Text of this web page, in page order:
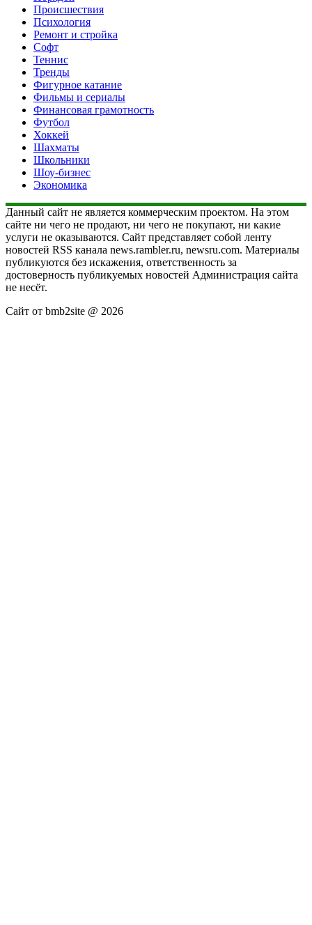
Происшествия
Психология
Ремонт и стройка
Софт
Теннис
Тренды
Фигурное катание
Фильмы и сериалы
Финансовая грамотность
Футбол
Хоккей
Шахматы
Школьники
Шоу-бизнес
Экономика
Данный сайт не является коммерческим проектом. На этом
сайте ни чего не продают, ни чего не покупают, ни какие
услуги не оказываются. Сайт представляет собой ленту
новостей RSS канала news.rambler.ru, newsru.com. Материалы
публикуются без искажения, ответственность за
достоверность публикуемых новостей Администрация сайта
не несёт.
Сайт от bmb2site @ 2026